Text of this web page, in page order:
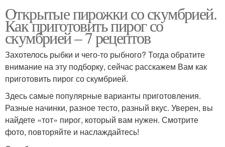
Открытые пирожки со скумбрией.
Как приготовить пирог со
скумбрией – 7 рецептов
Захотелось рыбки и чего-то рыбного? Тогда обратите
внимание на эту подборку, сейчас расскажем Вам как
приготовить пирог со скумбрией.
Здесь самые популярные варианты приготовления.
Разные начинки, разное тесто, разный вкус. Уверен, вы
найдете «тот» пирог, который вам нужен. Смотрите
фото, повторяйте и наслаждайтесь!